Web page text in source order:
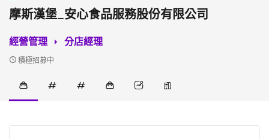
摩斯漢堡_安心食品服務股份有限公司
經營管理 分店經理
積極招募中